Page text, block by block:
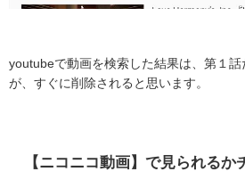
youtubeで動画を検索した結果は、第１話
が、すぐに削除されると思います。
【ニコニコ動画】で見られるか